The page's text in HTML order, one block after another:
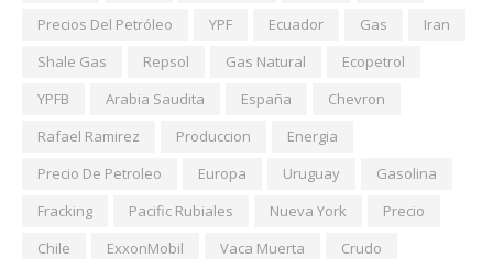
Precios Del Petróleo
YPF Ecuador Gas
Iran
Shale Gas
Repsol Gas Natural
Ecopetrol
YPFB
Arabia Saudita España
Chevron
Rafael Ramirez
Produccion
Energia
Precio De Petroleo
Europa Uruguay
Gasolina
Fracking
Pacific Rubiales Nueva York
Precio
Chile
ExxonMobil Vaca Muerta
Crudo